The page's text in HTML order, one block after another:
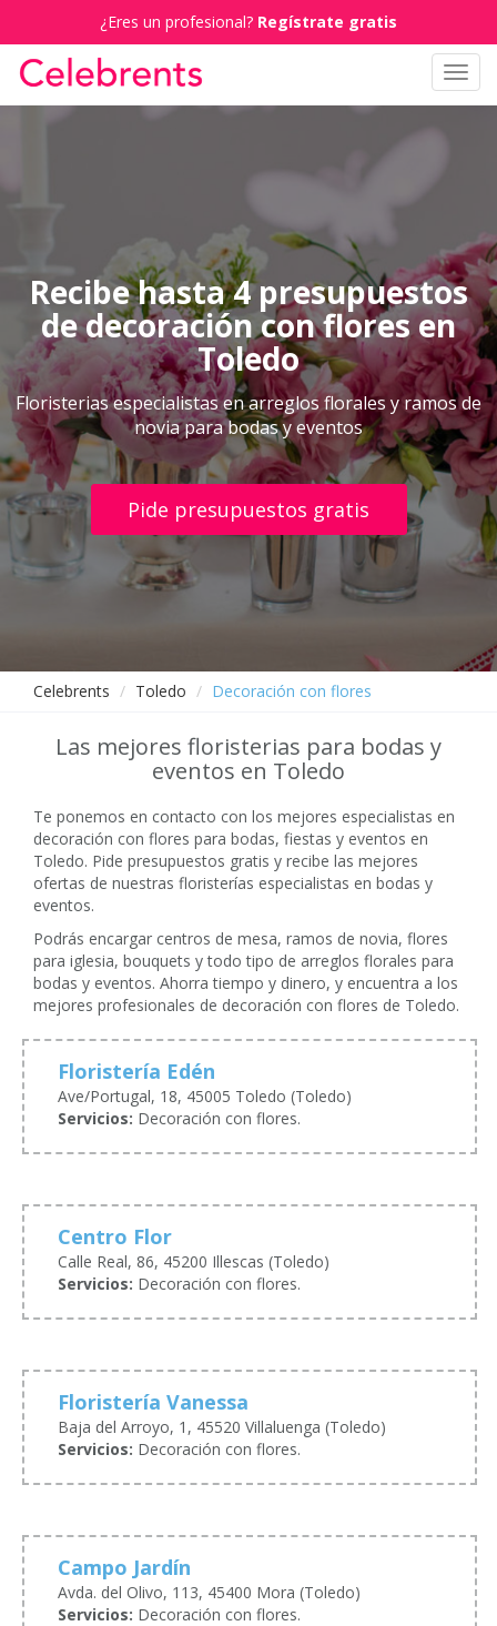
¿Eres un profesional? Regístrate gratis
Recibe hasta 4 presupuestos
de decoración con flores en
Toledo
Floristerias especialistas en arreglos florales y ramos de
novia para bodas y eventos
Pide presupuestos gratis
Celebrents Toledo Decoración con flores
Las mejores floristerias para bodas y
eventos en Toledo
Te ponemos en contacto con los mejores especialistas en
decoración con flores para bodas, fiestas y eventos en
Toledo. Pide presupuestos gratis y recibe las mejores
ofertas de nuestras floristerías especialistas en bodas y
eventos.
Podrás encargar centros de mesa, ramos de novia, flores
para iglesia, bouquets y todo tipo de arreglos florales para
bodas y eventos. Ahorra tiempo y dinero, y encuentra a los
mejores profesionales de decoración con flores de Toledo.
Floristería Edén
Ave/Portugal, 18, 45005 Toledo (Toledo)
Servicios: Decoración con flores.
Centro Flor
Calle Real, 86, 45200 Illescas (Toledo)
Servicios: Decoración con flores.
Floristería Vanessa
Baja del Arroyo, 1, 45520 Villaluenga (Toledo)
Servicios: Decoración con flores.
Campo Jardín
Avda. del Olivo, 113, 45400 Mora (Toledo)
Servicios: Decoración con flores.